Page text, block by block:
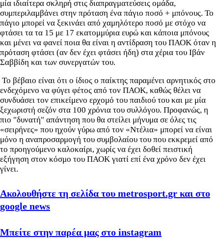
μία ιδιαίτερα σκληρή στις διαπραγματεύσεις ομάδα,
συμπεριλαμβάνει στην πρόταση ένα πάγιο ποσό + μπόνους. Το
πάγιο μπορεί να ξεκινάει από χαμηλότερο ποσό με στόχο να
φτάσει τα τα 15 με 17 εκατομμύρια ευρώ και κάποια μπόνους
και μένει να φανεί ποια θα είναι η αντίδραση του ΠΑΟΚ όταν η
πρόταση φτάσει (αν δεν έχει φτάσει ήδη) στα χέρια του Ιβάν
Σαββίδη και των συνεργατών του.
Το βέβαιο είναι ότι ο ίδιος ο παίκτης παραμένει αρνητικός στο
ενδεχόμενο να φύγει φέτος από τον ΠΑΟΚ, καθώς θέλει να
συνδυάσει τον επικείμενο ερχομό του παιδιού του και με μία
ξεχωριστή σεζόν στα 100 χρόνια του συλλόγου. Προφανώς, η
πιο "δυνατή" απάντηση που θα στείλει μήνυμα σε όλες τις
«σειρήνες» που ηχούν γύρω από τον «Ντέλια» μπορεί να είναι
μόνο η αναπροσαρμογή του συμβολαίου του που εκκρεμεί από
το προηγούμενο καλοκαίρι, χωρίς να έχει δοθεί πειστική
εξήγηση στον κόσμο του ΠΑΟΚ γιατί επί ένα χρόνο δεν έχει
γίνει.
Ακολουθήστε τη σελίδα του metrosport.gr και στο
google news
Μπείτε στην παρέα μας στο instagram